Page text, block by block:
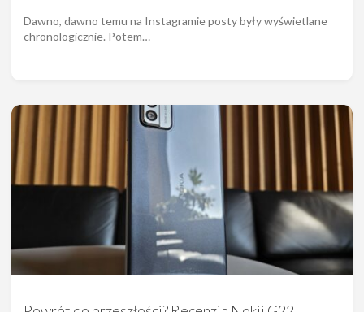
Dawno, dawno temu na Instagramie posty były wyświetlane
chronologicznie. Potem…